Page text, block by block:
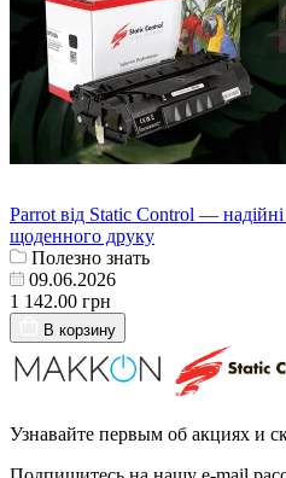
Parrot від Static Control — надійні
щоденного друку
Полезно знать
09.06.2026
1 142.00 грн
В корзину
Узнавайте первым об акциях и